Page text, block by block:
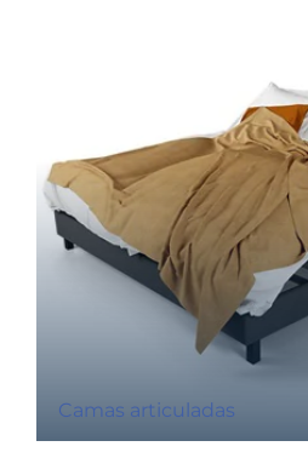
Camas articuladas